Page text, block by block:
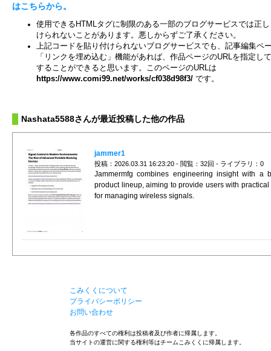
はこちらから。
使用できるHTMLタグに制限のある一部のブログサービスでは正
けられないことがあります。悪しからずご了承ください。
上記コードを貼り付けられないブログサービスでも、記事編集ペ
「リンクを埋め込む」機能があれば、作品ページのURLを指定し
することができると思います。このページのURLは
https://www.comi99.net/works/cf038d98f3/ です。
Nashata5588さんが最近投稿した他の作品
jammer1
投稿：2026.03.31 16:23:20 - 閲覧：32回 - ライブラリ：0
Jammermfg combines engineering insight with a
product lineup, aiming to provide users with practical
for managing wireless signals.
こみくくについて
プライバシーポリシー
お問い合わせ
各作品のすべての権利は投稿者及び作者に帰属します。
当サイトの運営に関する権利等はチームこみくくに帰属します。